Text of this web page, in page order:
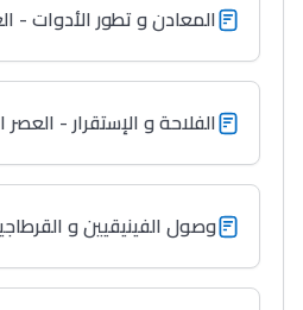
المعادن و تطور الأدوات -
الفلاحة و الإستقرار -
وصول الفينيقيين و